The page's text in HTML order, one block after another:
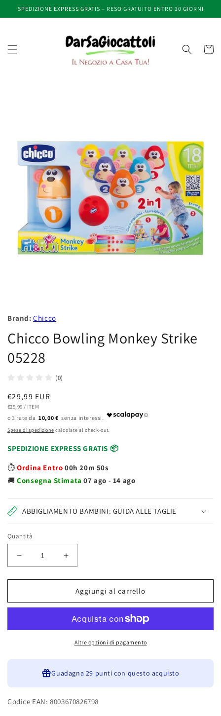
direttamente
ai contenuti
SPEDIZIONE EXPRESS GRATIS – RESO GRATUITO ENTRO 30 GIORNI
Carrello
Brand: Chicco
Chicco Bowling Monkey Strike
05228
(0)
Prezzo
di
listino
€29,99 EUR
PREZZO
€29,99 / PER
ITEM
10,00 €
Spese di spedizione calcolate al check-out.
SPEDIZIONE EXPRESS GRATIS 📦
⏱️Ordina Entro 00h 20m 50s
🚚Consegna Stimata07 ago - 14 ago
ABBIGLIAMENTO BAMBINI: GUIDA ALLE TAGLIE
Quantità
Diminuisci
quantità
per
Bowling
05228
Aumenta
quantità
per
Chicco
Bowling
Strike
05228
Aggiungi al carrello
Altre opzioni di pagamento
Guadagna 29 punti con questo acquisto
Codice EAN: 8003670826798